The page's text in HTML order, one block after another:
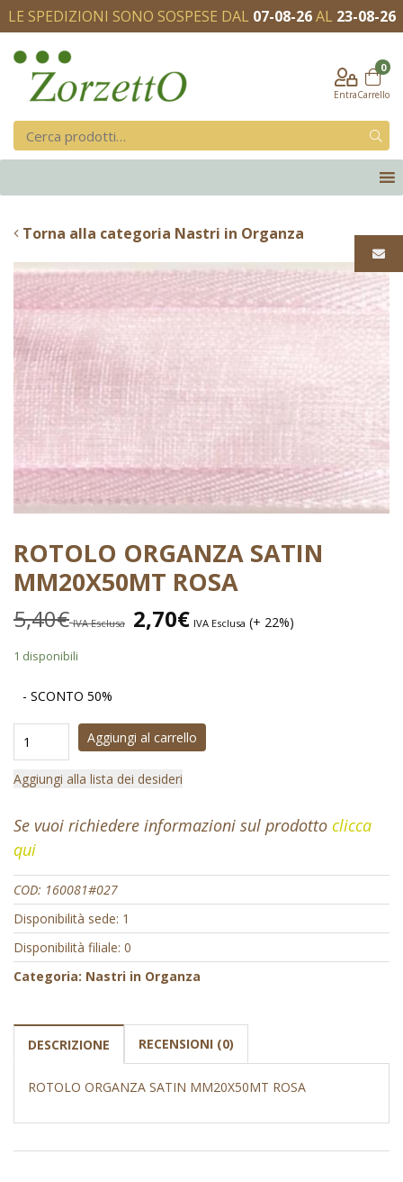
LE SPEDIZIONI SONO SOSPESE DAL 07-08-26AL 23-08-26
Entra
0
Carrello
Torna alla categoria Nastri in Organza
ROTOLO ORGANZA SATIN
MM20X50MT ROSA
5,40€ IVA Esclusa 2,70€ IVA Esclusa (+ 22%)
1 disponibili
- SCONTO 50%
Aggiungi al carrello
Aggiungi alla lista dei desideri
Se vuoi richiedere informazioni sul prodotto clicca
qui
COD: 160081#027
Disponibilità sede: 1
Disponibilità filiale: 0
Categoria: Nastri in Organza
DESCRIZIONE RECENSIONI (0)
ROTOLO ORGANZA SATIN MM20X50MT ROSA